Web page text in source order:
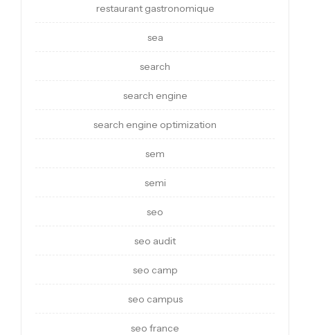
restaurant gastronomique
sea
search
search engine
search engine optimization
sem
semi
seo
seo audit
seo camp
seo campus
seo france